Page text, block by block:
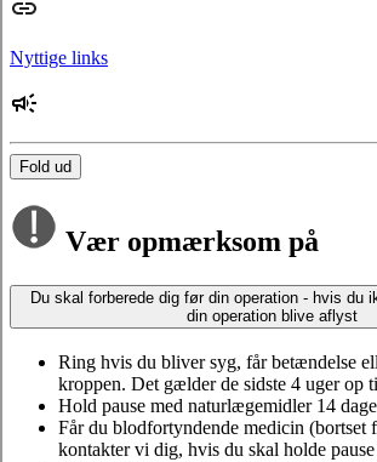
Nyttige links
Fold ud
Vær opmærksom på
Du skal forberede dig før din operation - hvis du
din operation blive aflyst
Ring hvis du bliver syg, får betændelse
kroppen. Det gælder de sidste 4 uger op
Hold pause med naturlægemidler 14
Får du blodfortyndende medicin (bortset
kontakter vi dig, hvis du skal holde pause